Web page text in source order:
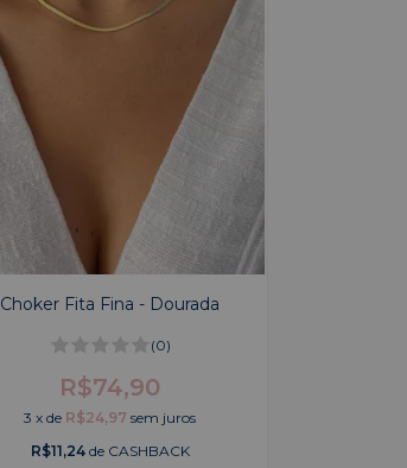
Choker Fita Fina - Dourada
(0)
R$74,90
3 xde R$24,97 sem juros
R$11,24de CASHBACK